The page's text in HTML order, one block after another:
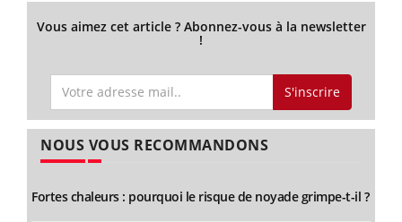
Vous aimez cet article ? Abonnez-vous à la newsletter
!
S'inscrire
NOUS VOUS RECOMMANDONS
Fortes chaleurs : pourquoi le risque de noyade grimpe-t-il ?